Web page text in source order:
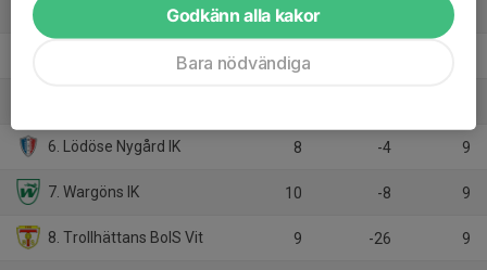
3. Skepplanda BTK 9 16
9
6. Lödöse Nygård IK 8 -4 9
7. Wargöns IK 10 -8 9
8. Trollhättans BoIS Vit 9 -26 9
Godkänn alla kakor
Bara nödvändiga